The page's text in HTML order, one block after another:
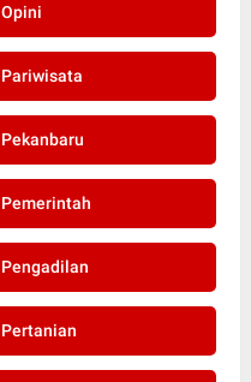
Opini
Pariwisata
Pekanbaru
Pemerintah
Pengadilan
Pertanian